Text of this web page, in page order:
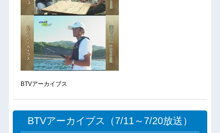
BTVアーカイブス
BTVアーカイブス（7/11～7/20放送）